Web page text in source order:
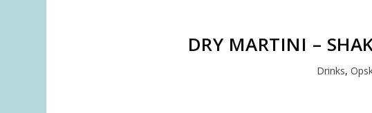
DRY MARTINI –
Drinks,